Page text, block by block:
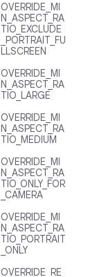
OVERRIDE_MI
N_ASPECT_RA
TIO_EXCLUDE
_PORTRAIT_FU
LLSCREEN
OVERRIDE_MI
N_ASPECT_RA
TIO_LARGE
OVERRIDE_MI
N_ASPECT_RA
TIO_MEDIUM
OVERRIDE_MI
N_ASPECT_RA
TIO_ONLY_FOR
_CAMERA
OVERRIDE_MI
N_ASPECT_RA
TIO_PORTRAIT
_ONLY
OVERRIDE_RE